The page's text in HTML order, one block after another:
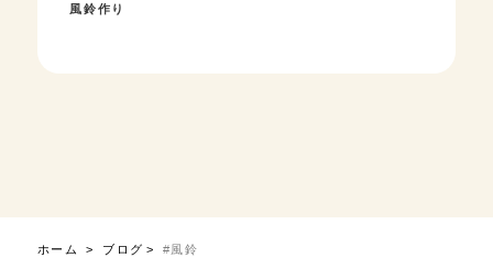
風鈴作り
ホーム ブログ #風鈴